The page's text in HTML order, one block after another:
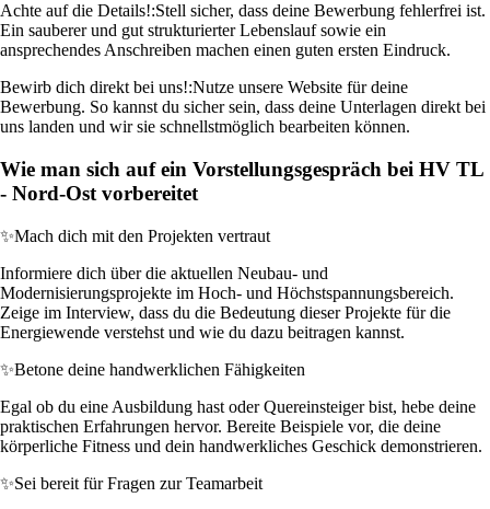
Achte auf die Details!:Stell sicher, dass deine Bewerbung fehlerfrei ist.
Ein sauberer und gut strukturierter Lebenslauf sowie ein
ansprechendes Anschreiben machen einen guten ersten Eindruck.
Bewirb dich direkt bei uns!:Nutze unsere Website für deine
Bewerbung. So kannst du sicher sein, dass deine Unterlagen direkt bei
uns landen und wir sie schnellstmöglich bearbeiten können.
Wie man sich auf ein Vorstellungsgespräch bei HV TL
- Nord-Ost vorbereitet
✨Mach dich mit den Projekten vertraut
Informiere dich über die aktuellen Neubau- und
Modernisierungsprojekte im Hoch- und Höchstspannungsbereich.
Zeige im Interview, dass du die Bedeutung dieser Projekte für die
Energiewende verstehst und wie du dazu beitragen kannst.
✨Betone deine handwerklichen Fähigkeiten
Egal ob du eine Ausbildung hast oder Quereinsteiger bist, hebe deine
praktischen Erfahrungen hervor. Bereite Beispiele vor, die deine
körperliche Fitness und dein handwerkliches Geschick demonstrieren.
✨Sei bereit für Fragen zur Teamarbeit